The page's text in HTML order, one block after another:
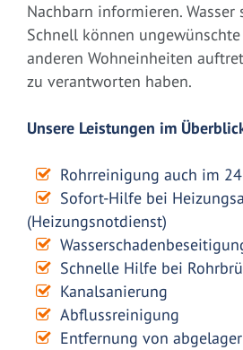
Nachbarn informieren. Wasser
Schnell können
anderen Wohneinheiten
zu verantworten haben.
Unsere Leistungen im
Rohrreinigung auch im
Sofort-Hilfe bei
(Heizungsnotdienst)
Schnelle Hilfe bei
Kanalsanierung
Abflussreinigung
Entfernung von